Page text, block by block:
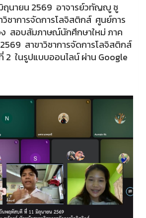
ถุนายน 2569 อาจารย์วทัญญู ชู
ชาการจัดการโลจิสติกส์ ศูนย์การ
สอบสัมภาษณ์นักศึกษาใหม่ ภาค
สาขาวิชาการจัดการโลจิสติกส์
2 ในรูปแบบออนไลน์ ผ่าน Google